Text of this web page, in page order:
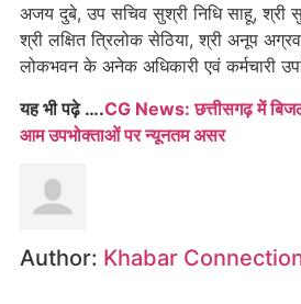
अजय दुबे, उप सचिव सुश्री निधि साहू, श्री
श्री लक्षित त्रिलोक सेठिया, श्री अनूप
लोकभवन के अनेक अधिकारी एवं कर्मचारी
यह भी पढ़े ….CG News: छत्तीसगढ़ में
आम उपभोक्ताओं पर न्यूनतम असर
Author: Khabar